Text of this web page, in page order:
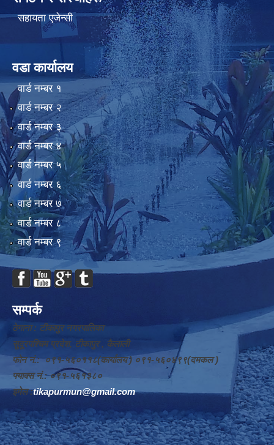
सहायता एजेन्सी
वडा कार्यालय
वार्ड न‌म्बर १
वार्ड न‌म्बर २
वार्ड न‌म्बर ३
वार्ड न‌म्बर ४
वार्ड न‌म्बर ५
वार्ड न‌म्बर ६
वार्ड न‌म्बर ७
वार्ड न‌म्बर ८
वार्ड न‌म्बर ९
सम्पर्क
ठेगाना : टीकापुर नगरपालिका
सुदूरपश्चिम प्रदेश, टीकापुर , कैलाली
फोन नं.: ०९१-५६०११८(कार्यालय ) ०९१-५६०४९९(दमकल )
फ्याक्स नं.: ०९१-५६१३८०
इमेल :tikapurmun@gmail.com